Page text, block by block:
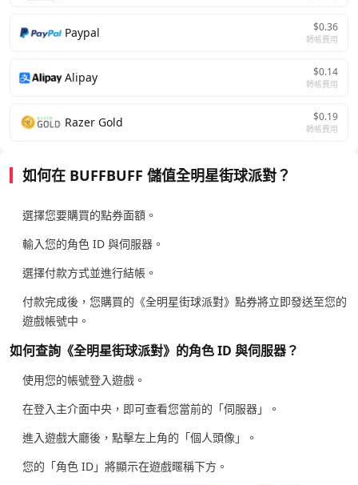
Paypal $0.36
轉帳費用
Alipay $0.14
轉帳費用
Razer Gold $0.19
轉帳費用
如何在 BUFFBUFF 儲值全明星街球派對？
選擇您要購買的點券面額。
輸入您的角色 ID 與伺服器。
選擇付款方式並進行結帳。
付款完成後，您購買的《全明星街球派對》點券將立即發送至您的
遊戲帳號中。
如何查詢《全明星街球派對》的角色 ID 與伺服器？
使用您的帳號登入遊戲。
在登入主介面中央，即可查看您當前的「伺服器」。
進入遊戲大廳後，點擊左上角的「個人頭像」。
您的「角色 ID」將顯示在遊戲暱稱下方。